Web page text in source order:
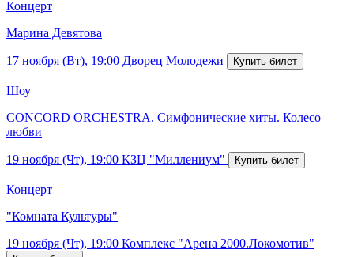
Концерт
Марина Девятова
17 ноября (Вт), 19:00 Дворец Молодежи
Шоу
CONCORD ORCHESTRA. Симфонические хиты. Колесо
любви
19 ноября (Чт), 19:00 КЗЦ "Миллениум"
Концерт
"Комната Культуры"
19 ноября (Чт), 19:00 Комплекс "Арена 2000.Локомотив"